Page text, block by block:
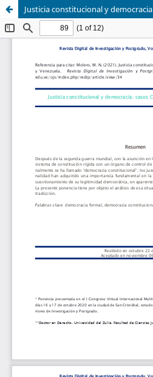
Justicia constitucional y democracia